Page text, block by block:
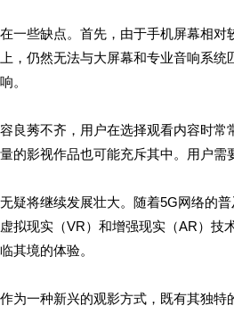
一些缺点。首先，由于手机屏幕相
，仍然无法与大屏幕和专业音响系
。
良莠不齐，用户在选择观看内容时
的影视作品也可能充斥其中。用户
疑将继续发展壮大。随着5G网络的
拟现实（VR）和增强现实（AR）
其境的体验。
为一种新兴的观影方式，既有其独